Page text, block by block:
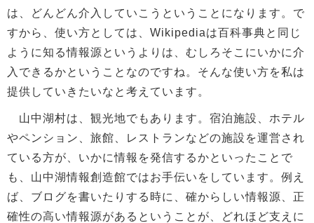
は、どんどん介入していこうということになります。で
すから、使い方としては、Wikipediaは百科事典と同じ
ように知る情報源というよりは、むしろそこにいかに介
入できるかということなのですね。そんな使い方を私は
提供していきたいなと考えています。
山中湖村は、観光地でもあります。宿泊施設、ホテル
やペンション、旅館、レストランなどの施設を運営され
ている方が、いかに情報を発信するかといったことで
も、山中湖情報創造館ではお手伝いをしています。例え
ば、ブログを書いたりする時に、確からしい情報源、正
確性の高い情報源があるということが、どれほど支えに